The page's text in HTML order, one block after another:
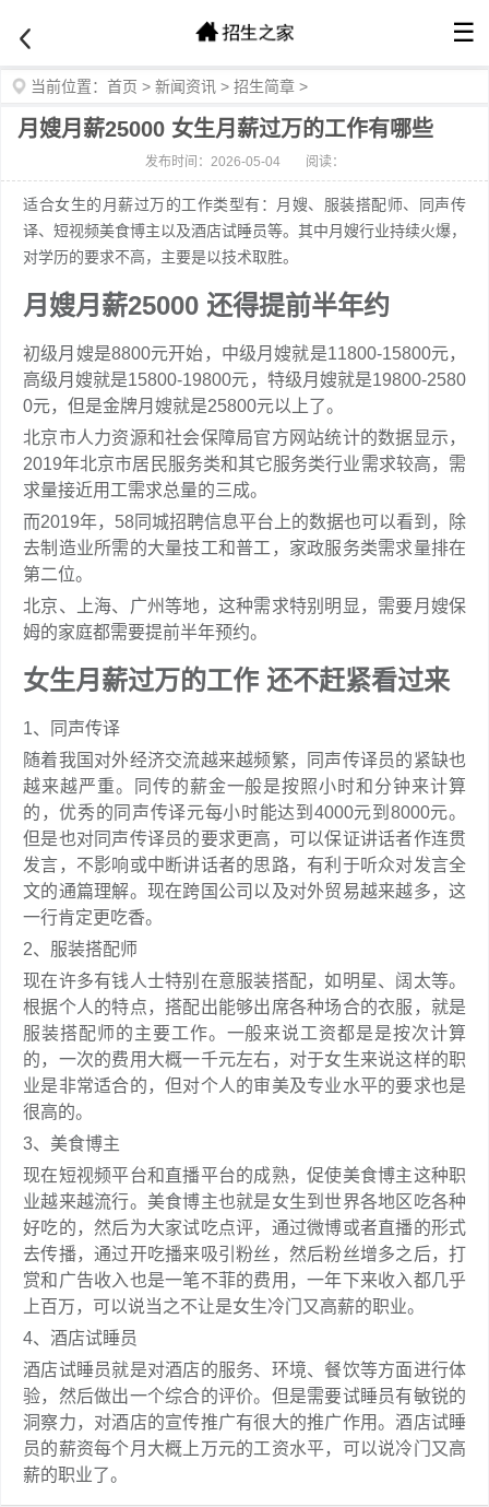
☰
当前位置： 首页 > 新闻资讯 > 招生简章 >
月嫂月薪25000 女生月薪过万的工作有哪些
发布时间：2026-05-04 阅读：
适合女生的月薪过万的工作类型有：月嫂、服装搭配师、同声传
译、短视频美食博主以及酒店试睡员等。其中月嫂行业持续火爆，
对学历的要求不高，主要是以技术取胜。
月嫂月薪25000 还得提前半年约
初级月嫂是8800元开始，中级月嫂就是11800-15800元，
高级月嫂就是15800-19800元，特级月嫂就是19800-2580
0元，但是金牌月嫂就是25800元以上了。
北京市人力资源和社会保障局官方网站统计的数据显示，
2019年北京市居民服务类和其它服务类行业需求较高，需
求量接近用工需求总量的三成。
而2019年，58同城招聘信息平台上的数据也可以看到，除
去制造业所需的大量技工和普工，家政服务类需求量排在
第二位。
北京、上海、广州等地，这种需求特别明显，需要月嫂保
姆的家庭都需要提前半年预约。
女生月薪过万的工作 还不赶紧看过来
1、同声传译
随着我国对外经济交流越来越频繁，同声传译员的紧缺也
越来越严重。同传的薪金一般是按照小时和分钟来计算
的，优秀的同声传译元每小时能达到4000元到8000元。
但是也对同声传译员的要求更高，可以保证讲话者作连贯
发言，不影响或中断讲话者的思路，有利于听众对发言全
文的通篇理解。现在跨国公司以及对外贸易越来越多，这
一行肯定更吃香。
2、服装搭配师
现在许多有钱人士特别在意服装搭配，如明星、阔太等。
根据个人的特点，搭配出能够出席各种场合的衣服，就是
服装搭配师的主要工作。一般来说工资都是是按次计算
的，一次的费用大概一千元左右，对于女生来说这样的职
业是非常适合的，但对个人的审美及专业水平的要求也是
很高的。
3、美食博主
现在短视频平台和直播平台的成熟，促使美食博主这种职
业越来越流行。美食博主也就是女生到世界各地区吃各种
好吃的，然后为大家试吃点评，通过微博或者直播的形式
去传播，通过开吃播来吸引粉丝，然后粉丝增多之后，打
赏和广告收入也是一笔不菲的费用，一年下来收入都几乎
上百万，可以说当之不让是女生冷门又高薪的职业。
4、酒店试睡员
酒店试睡员就是对酒店的服务、环境、餐饮等方面进行体
验，然后做出一个综合的评价。但是需要试睡员有敏锐的
洞察力，对酒店的宣传推广有很大的推广作用。酒店试睡
员的薪资每个月大概上万元的工资水平，可以说冷门又高
薪的职业了。